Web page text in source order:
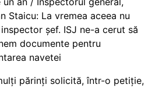
Staicu: La vremea aceea nu
șef. ISJ ne-a cerut să
documente pentru
navetei
părinți solicită, într-o petiție,